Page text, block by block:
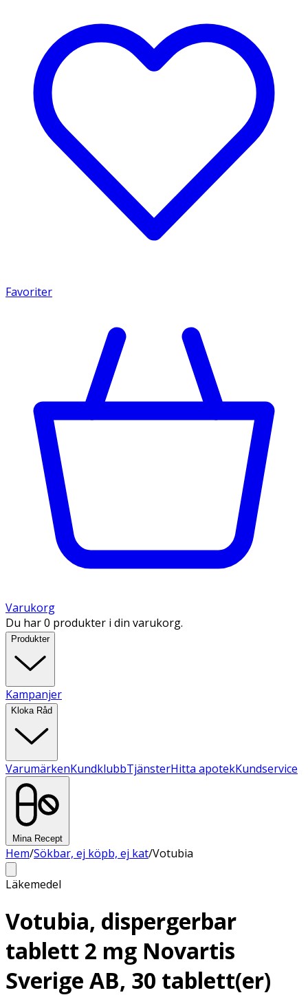
Favoriter
Varukorg
Du har 0 produkter i din varukorg.
Produkter
Kampanjer
Kloka Råd
VarumärkenKundklubbTjänsterHitta apotekKundservice
Mina Recept
Hem/Sökbar, ej köpb, ej kat/Votubia
Läkemedel
Votubia, dispergerbar
tablett 2 mg Novartis
Sverige AB, 30 tablett(er)